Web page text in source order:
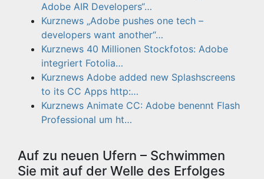
Adobe AIR Developers“…
Kurznews „Adobe pushes one tech –
developers want another“…
Kurznews 40 Millionen Stockfotos: Adobe
integriert Fotolia…
Kurznews Adobe added new Splashscreens
to its CC Apps http:…
Kurznews Animate CC: Adobe benennt Flash
Professional um ht…
Auf zu neuen Ufern – Schwimmen
Sie mit auf der Welle des Erfolges